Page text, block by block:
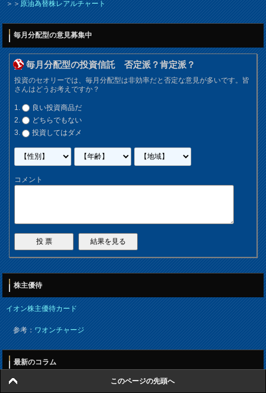
＞＞原油為替株レアルチャート
毎月分配型の意見募集中
毎月分配型の投資信託 否定派？肯定派？
投資のセオリーでは、毎月分配型は非効率だと否定な意見が多いです。皆
さんはどうお考えですか？
良い投資商品だ
どちらでもない
投資してはダメ
コメント
株主優待
イオン株主優待カード
参考：ワオンチャージ
最新のコラム
・ 株と債権／国内と海外アセットで投資信託を選択する
このページの先頭へ